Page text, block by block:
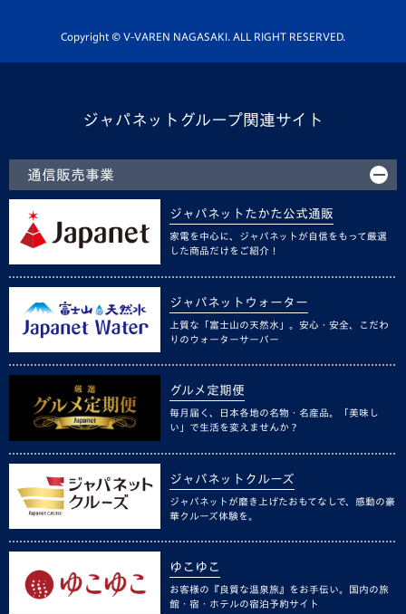
ホームタウン活動
Copyright © V-VAREN NAGASAKI. ALL RIGHT RESERVED.
ジャパネットグループ関連サイト
通信販売事業
ジャパネットたかた公式通販
家電を中心に、ジャパネットが自信をもって厳選
した商品だけをご紹介！
ジャパネットウォーター
上質な「富士山の天然水」。安心・安全、こだわ
りのウォーターサーバー
グルメ定期便
毎月届く、日本各地の名物・名産品。「美味し
い」で生活を変えませんか？
ジャパネットクルーズ
ジャパネットが磨き上げたおもてなしで、感動の豪
華クルーズ体験を。
ゆこゆこ
お客様の『良質な温泉旅』をお手伝い。国内の旅
館・宿・ホテルの宿泊予約サイト